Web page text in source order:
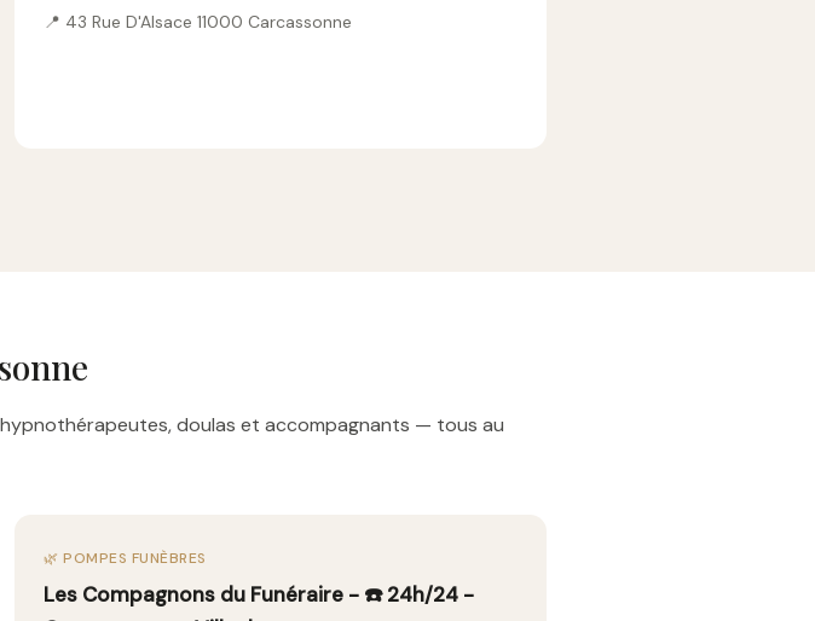
📍 43 Rue D'Alsace 11000 Carcassonne
doulas et accompagnants — tous au
🌿 POMPES FUNÈBRES
Les Compagnons du Funéraire - ☎️ 24h/24 -